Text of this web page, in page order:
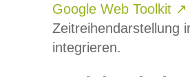
Google Web Toolkit ↗
Zeitreihendarstellung
integrieren.